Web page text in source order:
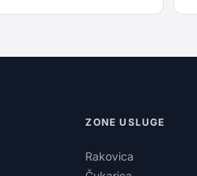
ZONE USLUGE
Rakovica